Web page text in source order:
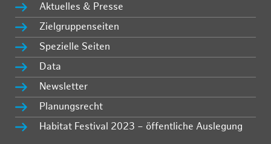
Aktuelles & Presse
Zielgruppenseiten
Spezielle Seiten
Data
Newsletter
Planungsrecht
Habitat Festival 2023 – öffentliche Auslegung